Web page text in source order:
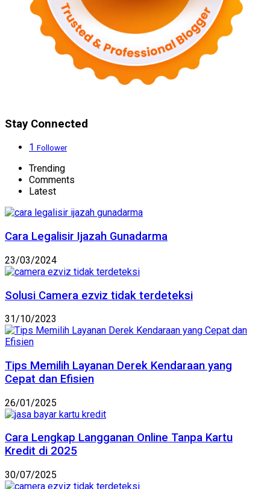
Stay Connected
1 Follower
Trending
Comments
Latest
Cara Legalisir Ijazah Gunadarma
23/03/2024
Solusi Camera ezviz tidak terdeteksi
31/10/2023
Tips Memilih Layanan Derek Kendaraan yang
Cepat dan Efisien
26/01/2025
Cara Lengkap Langganan Online Tanpa Kartu
Kredit di 2025
30/07/2025